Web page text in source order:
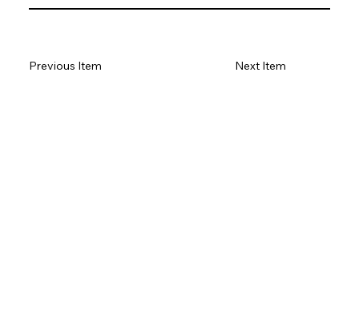
Next Item
Previous Item